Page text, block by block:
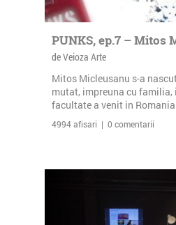
PUNKS, ep.7 – Mitos
de Veioza Arte
Mitos Micleusanu s-a
mutat, impreuna cu familia,
facultate a venit in
4994 afisari | 0 comentarii